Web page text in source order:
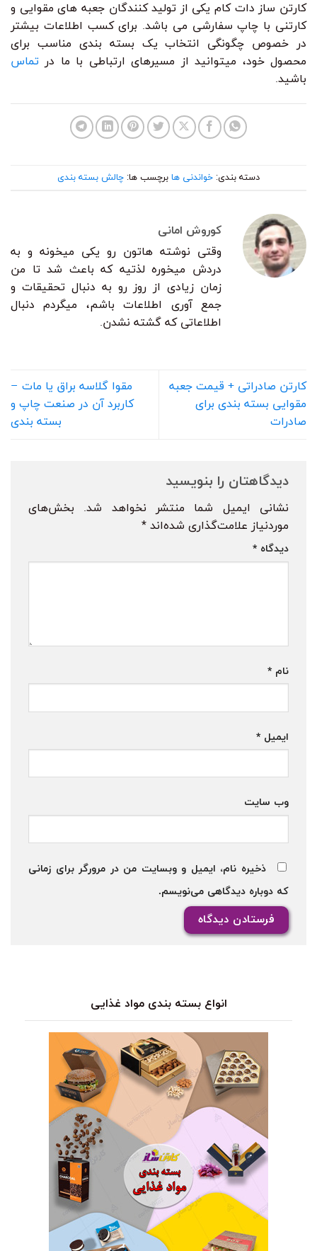
کارتن ساز دات کام یکی از تولید کنندگان جعبه های مقوایی و
کارتنی با چاپ سفارشی می باشد. برای کسب اطلاعات بیشتر
در خصوص چگونگی انتخاب یک بسته بندی مناسب برای
محصول خود، میتوانید از مسیرهای ارتباطی با ما در تماس
باشید.
دسته بندی: خواندنی ها برچسب ها: چالش بسته بندی
کوروش امانی
وقتی نوشته هاتون رو یکی میخونه و به
دردش میخوره لذتیه که باعث شد تا من
زمان زیادی از روز رو به دنبال تحقیقات و
جمع آوری اطلاعات باشم، میگردم دنبال
اطلاعاتی که گشته نشدن.
کارتن صادراتی + قیمت جعبه
مقوایی بسته بندی برای
صادرات
مقوا گلاسه براق یا مات –
کاربرد آن در صنعت چاپ و
بسته بندی
دیدگاهتان را بنویسید
نشانی ایمیل شما منتشر نخواهد شد.
بخش‌های
موردنیاز علامت‌گذاری شده‌اند *
دیدگاه *
نام *
ایمیل *
وب‌ سایت
ذخیره نام، ایمیل و وبسایت من در مرورگر برای زمانی
که دوباره دیدگاهی می‌نویسم.
انواع بسته بندی مواد غذایی